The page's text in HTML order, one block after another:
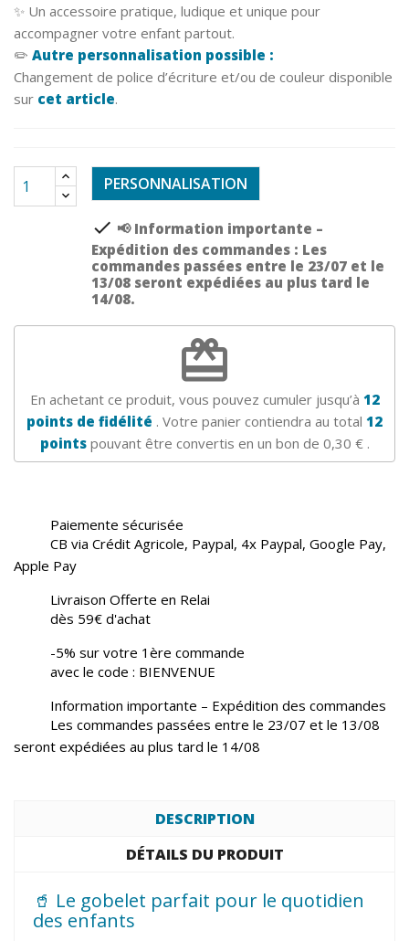
✨ Un accessoire pratique, ludique et unique pour
accompagner votre enfant partout.
✏️ Autre personnalisation possible :
Changement de police d’écriture et/ou de couleur disponible
sur cet article.
PERSONNALISATION
check 📢 Information importante –
Expédition des commandes : Les
commandes passées entre le 23/07 et le
13/08 seront expédiées au plus tard le
14/08.
redeem
En achetant ce produit, vous pouvez cumuler jusqu’à 12
points de fidélité . Votre panier contiendra au total 12
pointspouvant être convertis en un bon de 0,30 €.
Paiemente sécurisée
CB via Crédit Agricole, Paypal, 4x Paypal, Google Pay,
Apple Pay
Livraison Offerte en Relai
dès 59€ d'achat
-5% sur votre 1ère commande
avec le code : BIENVENUE
Information importante – Expédition des commandes
Les commandes passées entre le 23/07 et le 13/08
seront expédiées au plus tard le 14/08
DESCRIPTION
DÉTAILS DU PRODUIT
🥤 Le gobelet parfait pour le quotidien
des enfants